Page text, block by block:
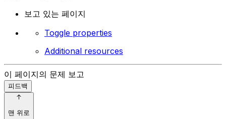
보고 있는 페이지
Toggle properties
Additional resources
이 페이지의 문제 보고
피드백
맨 위로